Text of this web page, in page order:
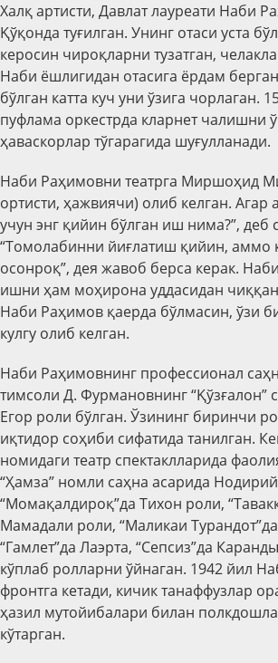
Халқ артисти, Давлат лауреати Наби
Қўқонда туғилган. Унинг отаси уста
керосин чироқларни тузатган,
Наби ёшлигидан отасига ёрдам
бўлган катта куч уни ўзига чорлаган.
пуфлама оркестрда кларнет чалишни
ҳаваскорлар тўгарагида шуғулланади.
Наби Раҳимовни театрга Миршоҳид
ортисти, ҳажвиячи) олиб келган. Агар
учун энг қийин бўлган иш нима?”, деб
“Томолабинни йиғлатиш қийин, аммо
осонроқ”, дея жавоб берса керак.
ишни ҳам моҳирона уддасидан чиққан
Наби Раҳимов қаерда бўлмасин, ўзи
кулгу олиб келган.
Наби Раҳимовнинг профессионал
тимсоли Д. Фурмановнинг “Қўзғалон”
Егор роли бўлган. Ўзининг биринчи
иқтидор соҳиби сифатида танилган.
номидаги театр спектаклларида
“Ҳамза” номли саҳна асарида
“Момақалдироқ”да Тихон роли,
Мамадали роли, “Маликаи
“Гамлет”да Лаэрта, “Сепсиз”да
кўплаб ролларни ўйнаган. 1942 йил
фронтга кетади, кичик танаффузлар
ҳазил мутойибалари билан
кўтарган.